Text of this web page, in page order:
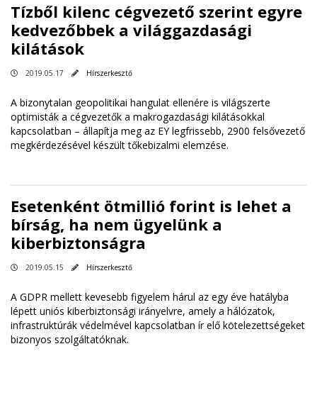
Tízből kilenc cégvezető szerint egyre
kedvezőbbek a világgazdasági
kilátások
2019.05.17 Hírszerkesztő
A bizonytalan geopolitikai hangulat ellenére is világszerte
optimisták a cégvezetők a makrogazdasági kilátásokkal
kapcsolatban – állapítja meg az EY legfrissebb, 2900 felsővezető
megkérdezésével készült tőkebizalmi elemzése.
Esetenként ötmillió forint is lehet a
bírság, ha nem ügyelünk a
kiberbiztonságra
2019.05.15 Hírszerkesztő
A GDPR mellett kevesebb figyelem hárul az egy éve hatályba
lépett uniós kiberbiztonsági irányelvre, amely a hálózatok,
infrastruktúrák védelmével kapcsolatban ír elő kötelezettségeket
bizonyos szolgáltatóknak.